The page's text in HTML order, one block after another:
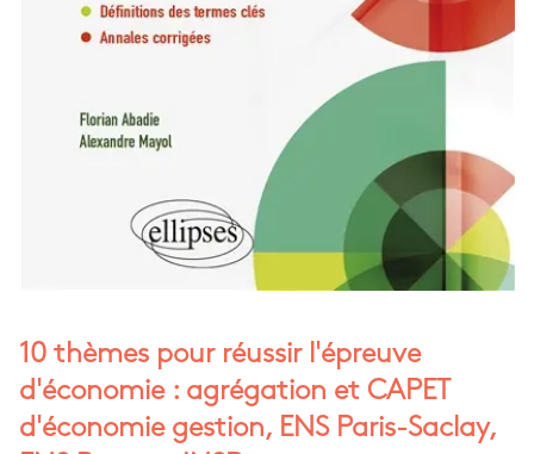
10 thèmes pour réussir l'épreuve
d'économie : agrégation et CAPET
d'économie gestion, ENS Paris-Saclay,